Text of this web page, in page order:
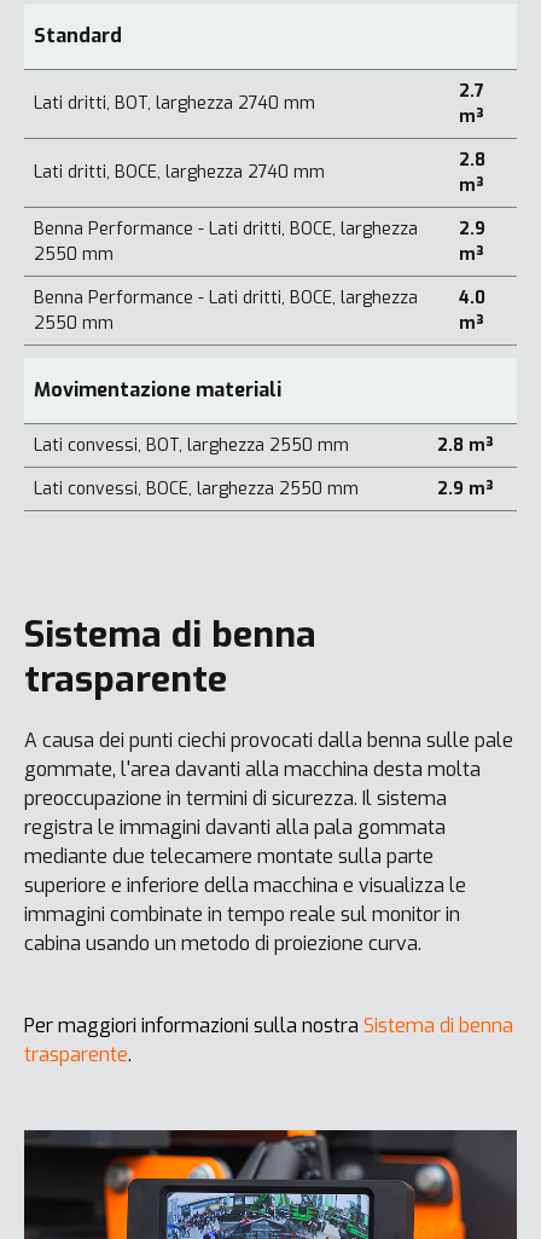
Standard
Lati dritti, BOT, larghezza 2740 mm
2.7
m³
Lati dritti, BOCE, larghezza 2740 mm
2.8
m³
Benna Performance - Lati dritti, BOCE, larghezza
2550 mm
2.9
m³
Benna Performance - Lati dritti, BOCE, larghezza
2550 mm
4.0
m³
Movimentazione materiali
Lati convessi, BOT, larghezza 2550 mm
2.8 m³
Lati convessi, BOCE, larghezza 2550 mm
2.9 m³
Sistema di benna
trasparente
A causa dei punti ciechi provocati dalla benna sulle pale
gommate, l'area davanti alla macchina desta molta
preoccupazione in termini di sicurezza. Il sistema
registra le immagini davanti alla pala gommata
mediante due telecamere montate sulla parte
superiore e inferiore della macchina e visualizza le
immagini combinate in tempo reale sul monitor in
cabina usando un metodo di proiezione curva.
Per maggiori informazioni sulla nostra Sistema di benna
trasparente.